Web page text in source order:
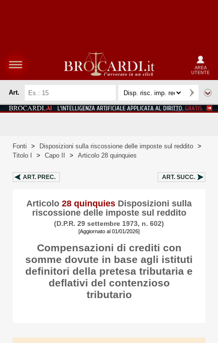
AREA
UTENTE
Art.
Fonti > Disposizioni sulla riscossione delle imposte sul reddito >
Titolo I
> Capo II > Articolo 28 quinquies
ART. PREC. ART. SUCC.
Articolo 28 quinquies Disposizioni sulla
riscossione delle imposte sul reddito
(D.P.R. 29 settembre 1973, n. 602)
[Aggiornato al 01/01/2026]
Compensazioni di crediti con
somme dovute in base agli istituti
definitori della pretesa tributaria e
deflativi del contenzioso
tributario